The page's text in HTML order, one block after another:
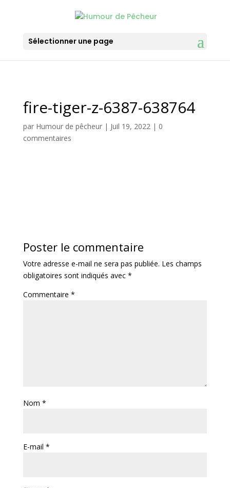
Sélectionner une page
fire-tiger-z-6387-638764
par Humour de pêcheur| Juil 19, 2022| 0
commentaires
Poster le commentaire
Votre adresse e-mail ne sera pas publiée. Les champs
obligatoires sont indiqués avec *
Commentaire *
Nom *
E-mail *